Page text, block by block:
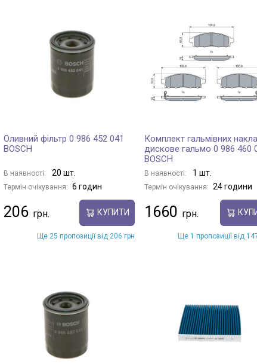
Оливний фільтр 0 986 452 041
BOSCH
В наявності: 20 шт.
Термін очікування: 6 годин
206 КУПИТИ
Ще 25 пропозиції від 206 грн
Комплект гальмівних
дискове гальмо 0 986 460
BOSCH
В наявності: 1 шт.
Термін очікування: 24 години
1660
Ще 1 пропозиції від